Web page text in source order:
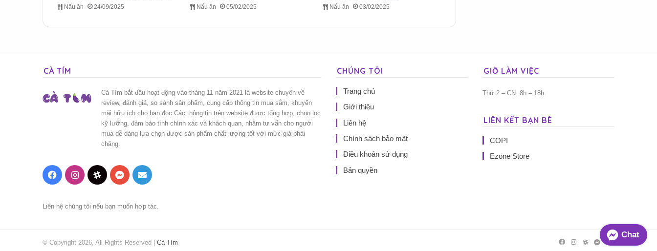
Nấu ăn 24/09/2025 Nấu ăn 05/02/2025 Nấu ăn 03/02/2025
CÀ TÍM
Cà Tím bắt đầu hoạt động vào tháng 11 năm 2021 là website chuyên về
review, đánh giá, so sánh sản phẩm, cung cấp thông tin mua sắm, khuyến
mãi hữu ích cho bạn đọc.Các thông tin trên website được tổng hợp, chọn lọc
kỹ lưỡng, đảm bảo tính chính xác và khách quan, nhằm tư vấn cho người
mua dễ dàng lựa chọn được sản phẩm chất lượng tốt với mức giá phải
chăng.
FacebookInstagramThreadsMessenger
Mail
Liên hệ chúng tôi nếu bạn muốn hợp tác.
CHÚNG TÔI
Trang chủ
Giới thiệu
Liên hệ
Chính sách bảo mật
Điều khoản sử dụng
Bản quyền
GIỜ LÀM VIỆC
Thứ 2 – CN: 8h – 18h
LIÊN KẾT BẠN BÈ
COPI
Ezone Store
© Copyright 2026, All Rights Reserved | Cà Tím FacebookInstagram
ThreadsMessenger
Mail
Chat